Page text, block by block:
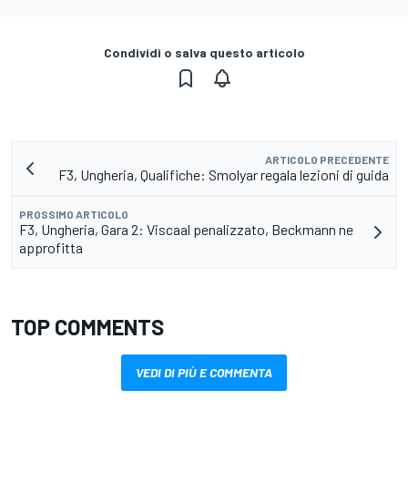
Condividi o salva questo articolo
ARTICOLO PRECEDENTE
F3, Ungheria, Qualifiche: Smolyar regala lezioni di guida
PROSSIMO ARTICOLO
F3, Ungheria, Gara 2: Viscaal penalizzato, Beckmann ne
approfitta
TOP COMMENTS
VEDI DI PIÙ E COMMENTA